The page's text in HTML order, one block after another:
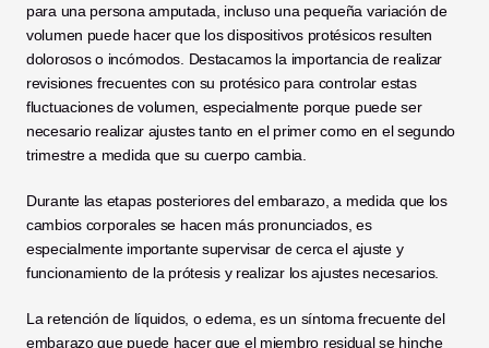
para una persona amputada, incluso una pequeña variación de
volumen puede hacer que los dispositivos protésicos resulten
dolorosos o incómodos. Destacamos la importancia de realizar
revisiones frecuentes con su protésico para controlar estas
fluctuaciones de volumen, especialmente porque puede ser
necesario realizar ajustes tanto en el primer como en el segundo
trimestre a medida que su cuerpo cambia.
Durante las etapas posteriores del embarazo, a medida que los
cambios corporales se hacen más pronunciados, es
especialmente importante supervisar de cerca el ajuste y
funcionamiento de la prótesis y realizar los ajustes necesarios.
La retención de líquidos, o edema, es un síntoma frecuente del
embarazo que puede hacer que el miembro residual se hinche